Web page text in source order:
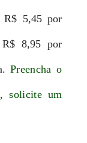
R$ 5,45 por
8,95 por
Preencha o
solicite um